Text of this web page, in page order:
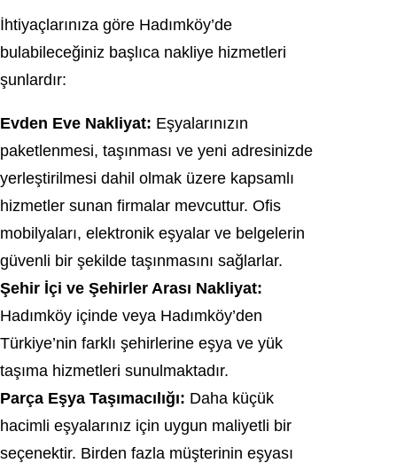
İhtiyaçlarınıza göre Hadımköy’de
bulabileceğiniz başlıca nakliye hizmetleri
şunlardır:
Evden Eve Nakliyat: Eşyalarınızın
paketlenmesi, taşınması ve yeni adresinizde
yerleştirilmesi dahil olmak üzere kapsamlı
hizmetler sunan firmalar mevcuttur. Ofis
mobilyaları, elektronik eşyalar ve belgelerin
güvenli bir şekilde taşınmasını sağlarlar.
Şehir İçi ve Şehirler Arası Nakliyat:
Hadımköy içinde veya Hadımköy’den
Türkiye’nin farklı şehirlerine eşya ve yük
taşıma hizmetleri sunulmaktadır.
Parça Eşya Taşımacılığı: Daha küçük
hacimli eşyalarınız için uygun maliyetli bir
seçenektir. Birden fazla müşterinin eşyası